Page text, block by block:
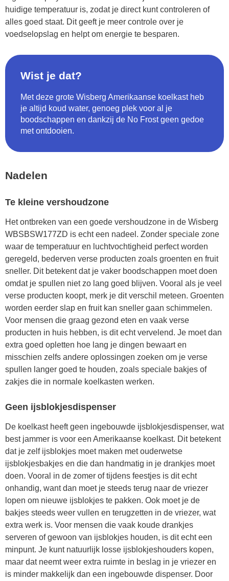
huidige temperatuur is, zodat je direct kunt controleren of
alles goed staat. Dit geeft je meer controle over je
voedselopslag en helpt om energie te besparen.
Wist je dat?
Met deze grote Wisberg Amerikaanse koelkast heb
je altijd koud water, genoeg plek voor al je
boodschappen en dankzij de No Frost geen gedoe
met ontdooien.
Nadelen
Te kleine vershoudzone
Het ontbreken van een goede vershoudzone in de Wisberg
WBSBSW177ZD is echt een nadeel. Zonder speciale zone
waar de temperatuur en luchtvochtigheid perfect worden
geregeld, bederven verse producten zoals groenten en fruit
sneller. Dit betekent dat je vaker boodschappen moet doen
omdat je spullen niet zo lang goed blijven. Vooral als je veel
verse producten koopt, merk je dit verschil meteen. Groenten
worden eerder slap en fruit kan sneller gaan schimmelen.
Voor mensen die graag gezond eten en vaak verse
producten in huis hebben, is dit echt vervelend. Je moet dan
extra goed opletten hoe lang je dingen bewaart en
misschien zelfs andere oplossingen zoeken om je verse
spullen langer goed te houden, zoals speciale bakjes of
zakjes die in normale koelkasten werken.
Geen ijsblokjesdispenser
De koelkast heeft geen ingebouwde ijsblokjesdispenser, wat
best jammer is voor een Amerikaanse koelkast. Dit betekent
dat je zelf ijsblokjes moet maken met ouderwetse
ijsblokjesbakjes en die dan handmatig in je drankjes moet
doen. Vooral in de zomer of tijdens feestjes is dit echt
onhandig, want dan moet je steeds terug naar de vriezer
lopen om nieuwe ijsblokjes te pakken. Ook moet je de
bakjes steeds weer vullen en terugzetten in de vriezer, wat
extra werk is. Voor mensen die vaak koude drankjes
serveren of gewoon van ijsblokjes houden, is dit echt een
minpunt. Je kunt natuurlijk losse ijsblokjeshouders kopen,
maar dat neemt weer extra ruimte in beslag in je vriezer en
is minder makkelijk dan een ingebouwde dispenser. Door